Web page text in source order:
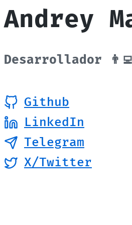
Saltar al contenido
Andrey
Desarrollador
Github
LinkedIn
Telegram
X/Twitter